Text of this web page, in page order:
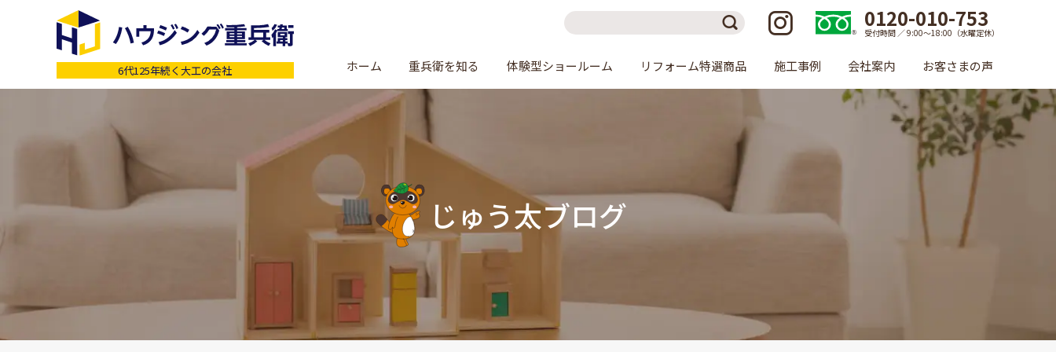
6代125年続く大工の会社
0120-010-753
受付時間 ／ 9:00〜18:00（水曜定休）
ホーム 重兵衛を知る 体験型ショールーム リフォーム特選商品 施工事例 会社案内 お客さまの声
じゅう太ブログ